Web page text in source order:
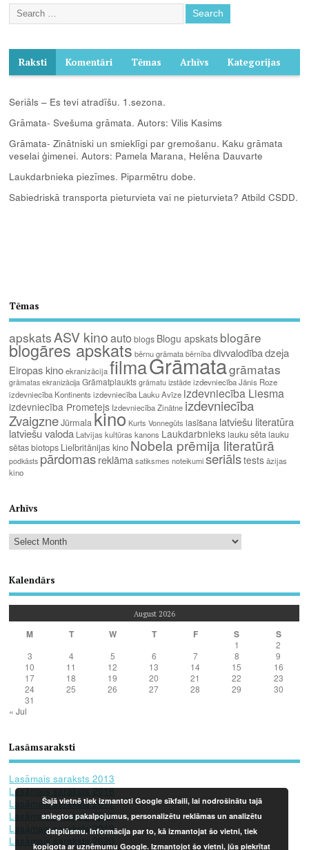
Raksti Komentāri Tēmas Arhīvs Kategorijas
Seriāls – Es tevi atradīšu. 1.sezona.
Grāmata- Svešuma grāmata. Autors: Vilis Kasims
Grāmata- Zinātniski un smieklīgi par gremošanu. Kaku grāmata
veselai ģimenei. Autors: Pamela Marana, Helēna Dauvarte
Laukdarbnieka piezīmes. Piparmētru dobe.
Sabiedriskā transporta pieturvieta vai ne pieturvieta? Atbild CSDD.
Tēmas
apskats ASV kinoauto blogs Blogu apskats blogāre
blogāres apskats bērnu grāmata bērnība divvalodībadzeja
Eiropas kino ekranizācija filmaGrāmatagrāmatas
grāmatas ekranizācija Grāmatplaukts grāmatu izstāde izdevniecība Jānis Roze
izdevniecība Kontinents izdevniecība Lauku Avīze izdevniecība Liesma
izdevniecība Prometejs Izdevniecība Zinātne izdevniecība
ZvaigzneJūrmala kino Kurts Vonnegūts lasīšana latviešu literatūra
latviešu valoda Latvijas kultūras kanons Laukdarbniekslauku sētalauku
sētas biotops Lielbritānijas kino Nobela prēmija literatūrā
podkāsts pārdomasreklāma satiksmes noteikumi seriālstests āzijas
kino
Arhīvs
Kalendārs
August 2026
M T W T F S S
1
2
3
4 5 6 7 8
9
10
11 12 13 14 15
16
17
18 19 20 21 22
23
24
25 26 27 28 29
30
31
« Jul
Lasāmsaraksti
Lasāmais saraksts 2013
Lasāmais saraksts 2016
Lasāmais saraksts 2017
Lasāmais saraksts 2018
Lasāmais saraksts 2019
Lasāmais saraksts 2020
Šajā vietnē tiek izmantoti Google sīkfaili, lai nodrošinātu tajā
sniegtos pakalpojumus, personalizētu reklāmas un analizētu
datplūsmu. Informācija par to, kā izmantojat šo vietni, tiek
kopīgota ar uzņēmumu Google. Izmantojot šo vietni, jūs piekrītat